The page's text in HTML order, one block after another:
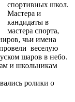
спортивных школ.
Мастера и
кандидаты в
мастера спорта,
чьи имена
веселую
шаров в небо.
и школьникам
ролики о